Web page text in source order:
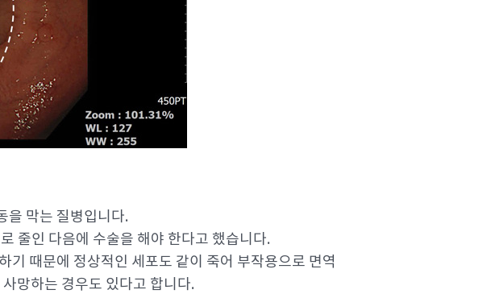
을 막는 질병입니다.
줄인 다음에 수술을 해야 한다고 했습니다.
기 때문에 정상적인 세포도 같이 죽어 부작용으로 면역
망하는 경우도 있다고 합니다.